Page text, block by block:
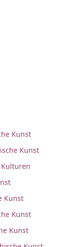
Kunst
Kunst
Kunst
Kunst
Kunst